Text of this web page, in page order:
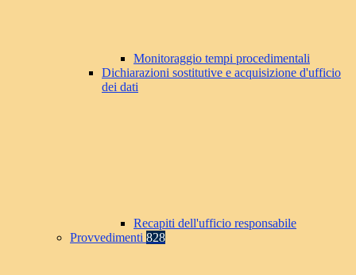
Monitoraggio tempi procedimentali
Dichiarazioni sostitutive e acquisizione d'ufficio
dei dati
Recapiti dell'ufficio responsabile
Provvedimenti 828